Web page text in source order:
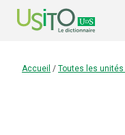
Accueil / Toutes les